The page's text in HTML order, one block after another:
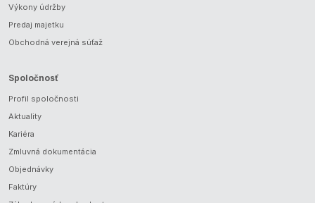
Výkony údržby
Predaj majetku
Obchodná verejná súťaž
Spoločnosť
Profil spoločnosti
Aktuality
Kariéra
Zmluvná dokumentácia
Objednávky
Faktúry